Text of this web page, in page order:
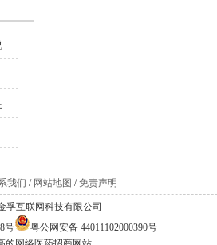
我们 / 网站地图 /免责声明
孚互联网科技有限公司
号
粤公网安备 44011102000390号